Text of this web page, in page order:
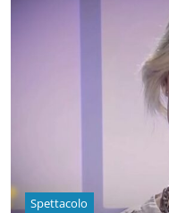
Spettacolo